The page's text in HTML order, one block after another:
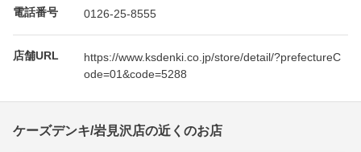
電話番号 0126-25-8555
店舗URL
https://www.ksdenki.co.jp/store/detail/?prefectureC
ode=01&code=5288
ケーズデンキ/岩見沢店の近くのお店